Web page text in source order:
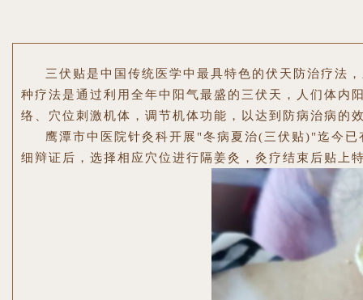
三伏贴是中国传统医学中最具特色的伏天防治疗法
种疗法是通过利用全年中阳气最盛的三伏天，人们体内
络、穴位刺激机体，调节机体功能，以达到防病治病的
鹰潭市中医院针灸科开展"冬病夏治(三伏贴)"迄今
细辩证后，选择相应穴位进行隔姜灸，灸疗结束后贴上